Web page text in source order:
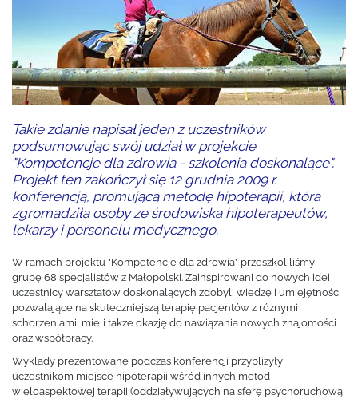
Takie zdanie napisał jeden z uczestników
podsumowując swój udział w projekcie
"Kompetencje dla zdrowia - szkolenia doskonalące".
Projekt ten zakończył się 12 grudnia 2009 r.
konferencją, promującą metodę hipoterapii, która
zgromadziła osoby ze środowiska hipoterapeutów,
lekarzy i personelu medycznego.
W ramach projektu "Kompetencje dla zdrowia" przeszkoliliśmy
grupę 68 specjalistów z Małopolski. Zainspirowani do nowych idei
uczestnicy warsztatów doskonalących zdobyli wiedzę i umiejętności
pozwalające na skuteczniejszą terapię pacjentów z różnymi
schorzeniami, mieli także okazję do nawiązania nowych znajomości
oraz współpracy.
Wyklady prezentowane podczas konferencji przybliżyły
uczestnikom miejsce hipoterapii wśród innych metod
wieloaspektowej terapii (oddziaływujących na sferę psychoruchową